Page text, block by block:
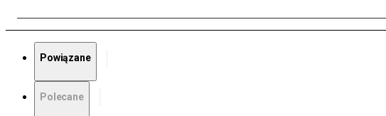
Powiązane
Polecane